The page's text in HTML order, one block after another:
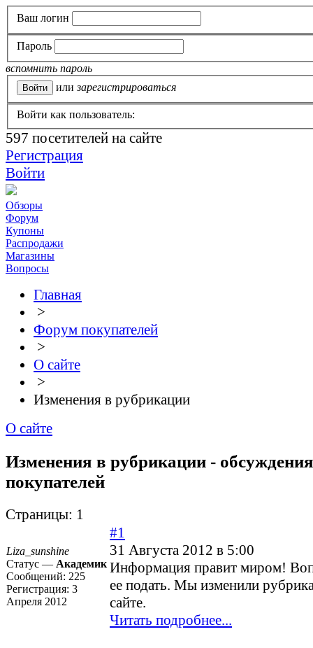
Ваш логин
Пароль
вспомнить пароль
или зарегистрироваться
Войти как пользователь:
597 посетителей на сайте
Регистрация
Войти
Обзоры
Форум
Купоны
Распродажи
Магазины
Вопросы
Главная
>
Форум покупателей
>
О сайте
>
Изменения в рубрикации
О сайте
Изменения в рубрикации - обсуждения
покупателей
Страницы: 1
Liza_sunshine
Статус — Академик
Сообщений: 225
Регистрация: 3
Апреля 2012
#1
31 Августа 2012 в 5:00
Информация правит миром!
ее подать. Мы изменили
сайте.
Читать подробнее...